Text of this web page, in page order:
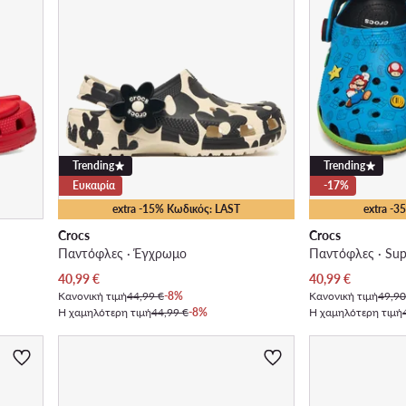
extra -15% Κωδικός: LAST
Trending
Ευκαιρία
Crocs
Παντόφλες · Έγχρωμο
Τρέχουσα τιμή
40,99€
Κανονική τιμή44,99 €-8%
Η χαμηλότερη τιμή44,99 €-8%
extra -
Trending
-17%
Crocs
Παντόφλες ·
Τρέχουσα τιμή
40,99€
Κανονική τιμή
Η χαμηλότερη τιμή